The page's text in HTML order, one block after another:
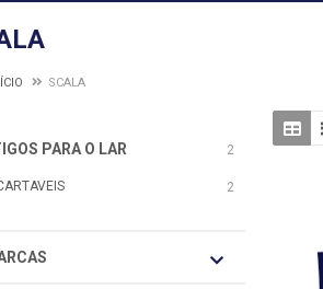
SCALA
PARA O LAR 2
2